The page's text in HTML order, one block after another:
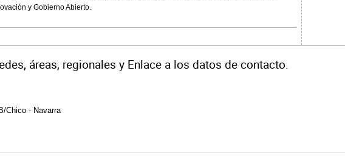
y Gobierno Abierto.
áreas, regionales y Enlace a los datos de contacto.
Chico - Navarra